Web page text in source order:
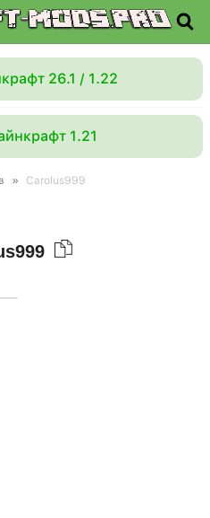
26.1 / 1.22
1.21
» Carolus999